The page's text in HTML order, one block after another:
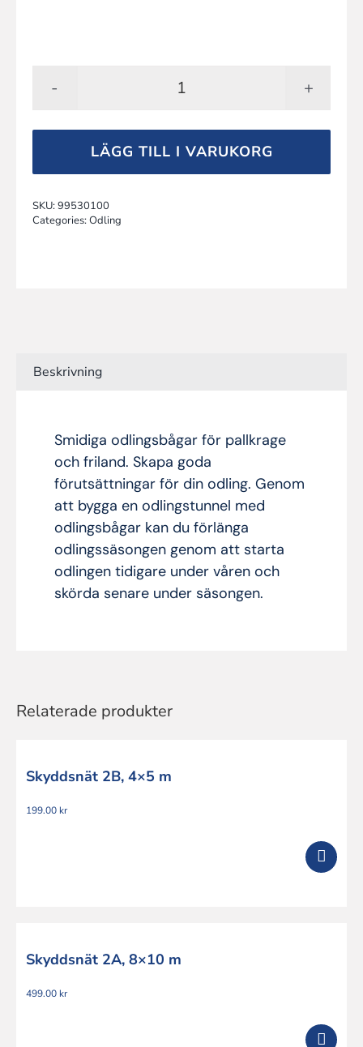
Odlingsbågar
LÄGG TILL I VARUKORG
SKU:99530100
Categories:Odling
Beskrivning
Smidiga odlingsbågar för pallkrage
och friland. Skapa goda
förutsättningar för din odling. Genom
att bygga en odlingstunnel med
odlingsbågar kan du förlänga
odlingssäsongen genom att starta
odlingen tidigare under våren och
skörda senare under säsongen.
Relaterade produkter
Skyddsnät 2B, 4×5 m
199.00 kr
Skyddsnät 2A, 8×10 m
499.00 kr